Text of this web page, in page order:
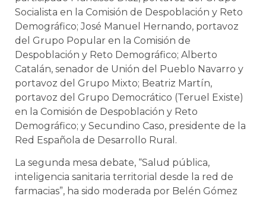
Socialista en la Comisión de Despoblación y Reto
Demográfico; José Manuel Hernando, portavoz
del Grupo Popular en la Comisión de
Despoblación y Reto Demográfico; Alberto
Catalán, senador de Unión del Pueblo Navarro y
portavoz del Grupo Mixto; Beatriz Martín,
portavoz del Grupo Democrático (Teruel Existe)
en la Comisión de Despoblación y Reto
Demográfico; y Secundino Caso, presidente de la
Red Española de Desarrollo Rural.
La segunda mesa debate, “Salud pública,
inteligencia sanitaria territorial desde la red de
farmacias”, ha sido moderada por Belén Gómez